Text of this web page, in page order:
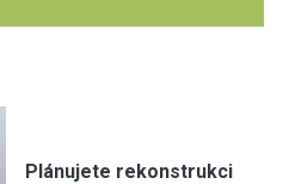
Plánujete rekonstrukci